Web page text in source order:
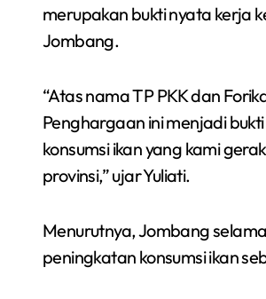
merupakan bukti nyata kerja
Jombang.
“Atas nama TP PKK dan
Penghargaan ini menjadi
konsumsi ikan yang kami
provinsi,” ujar Yuliati.
Menurutnya, Jombang
peningkatan konsumsi ikan